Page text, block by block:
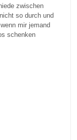
zwischen
so durch und
mir jemand
schenken